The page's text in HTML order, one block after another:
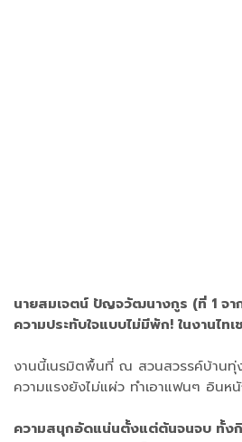
นายสมเจตน์ ปัญจวัฒนางกูร (ที่ 1 จา
ความประทับใจแบบไม่มีพัก! ในงาน
งานนี้เนรมิตพื้นที่ ณ สวนสวรรค์บ้านทุ่
ความแรงยังไม่แผ่ว ทำเอาแฟนๆ อินห
ความสนุกอัดแน่นตั้งแต่ต้นจนจบ ทั้งกิ